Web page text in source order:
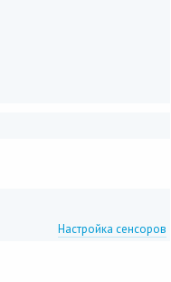
Настройка сенсоров